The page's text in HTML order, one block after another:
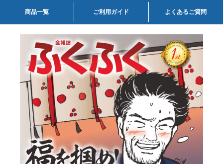
商品一覧 ご利用ガイド よくあるご質問